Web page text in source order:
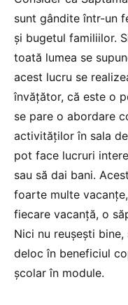
sunt gândite într-un
și bugetul familiilor.
toată lumea se
acest lucru se
învățător, că este o
se pare o abordare
activităților în sala
pot face lucruri
sau să dai bani.
foarte multe
fiecare vacanță, o
Nici nu reușești
deloc în beneficiul
școlar în module.